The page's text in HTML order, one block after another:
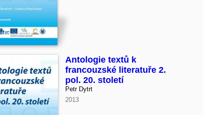
Antologie textů k
francouzské literatuře 2.
pol. 20. století
Petr Dytrt
2013